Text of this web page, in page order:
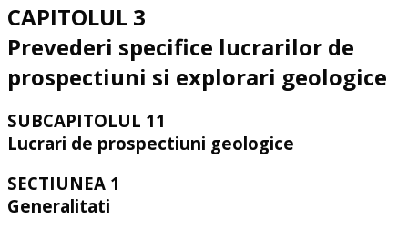
CAPITOLUL 3
Prevederi specifice lucrarilor de
prospectiuni si explorari geologice
SUBCAPITOLUL 11
Lucrari de prospectiuni geologice
SECTIUNEA 1
Generalitati